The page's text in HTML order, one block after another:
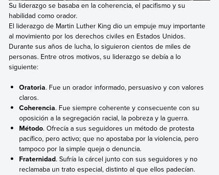
Su liderazgo se basaba en la coherencia, el pacifismo y su
habilidad como orador.
El liderazgo de Martin Luther King dio un empuje muy importante
al movimiento por los derechos civiles en Estados Unidos.
Durante sus años de lucha, lo siguieron cientos de miles de
personas. Entre otros motivos, su liderazgo se debía a lo
siguiente:
Oratoria. Fue un orador informado, persuasivo y con valores
claros.
Coherencia. Fue siempre coherente y consecuente con su
oposición a la segregación racial, la pobreza y la guerra.
Método. Ofrecía a sus seguidores un método de protesta
pacífico, pero activo; que no apostaba por la violencia, pero
tampoco por la simple queja o denuncia.
Fraternidad. Sufría la cárcel junto con sus seguidores y no
reclamaba un trato especial, distinto al que ellos padecían.